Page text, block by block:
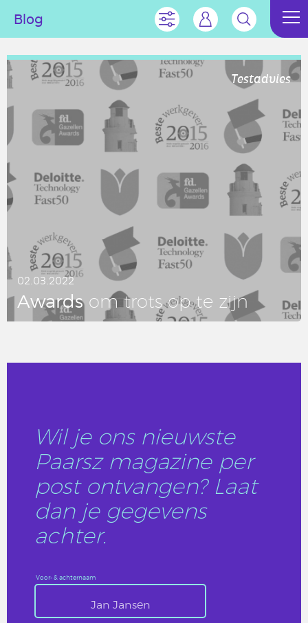
Blog
Testadvies
02.03.2022
Awardsom trots op te zijn
Wil je ons nieuwste
Paarsz magazine per
post ontvangen? Laat
dan je gegevens
achter.
Voor- & achternaam